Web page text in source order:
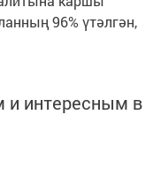
96% үтәлгән,
интересным в